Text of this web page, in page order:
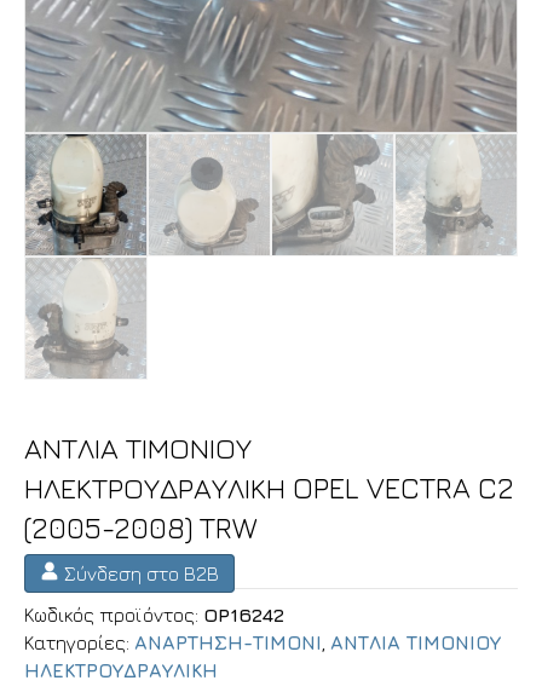
ΑΝΤΛΙΑ ΤΙΜΟΝΙΟΥ
ΗΛΕΚΤΡΟΥΔΡΑΥΛΙΚΗ OPEL VECTRA C2
(2005-2008) TRW
Σύνδεση στο B2B
Κωδικός προϊόντος: OP16242
Κατηγορίες: ΑΝΑΡΤΗΣΗ-ΤΙΜΟΝΙ ΑΝΤΛΙΑ ΤΙΜΟΝΙΟΥ
ΗΛΕΚΤΡΟΥΔΡΑΥΛΙΚΗ